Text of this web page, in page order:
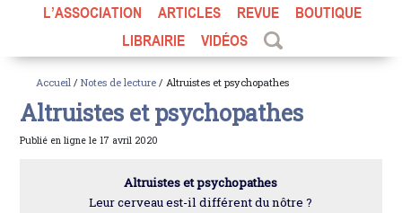
L’ASSOCIATION ARTICLES REVUE
BOUTIQUE
LIBRAIRIE
VIDÉOS
Accueil / Notes de lecture / Altruistes et psychopathes
Altruistes et psychopathes
Publié en ligne le 17 avril 2020
Altruistes et psychopathes
Leur cerveau est-il différent du nôtre ?